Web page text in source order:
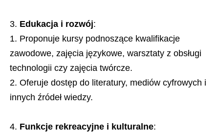
Edukacja i rozwój:
Proponuje kursy podnoszące kwalifikacje
zawodowe, zajęcia językowe, warsztaty z obsługi
technologii czy zajęcia twórcze.
Oferuje dostęp do literatury, mediów cyfrowych i
innych źródeł wiedzy.
Funkcje rekreacyjne i kulturalne: